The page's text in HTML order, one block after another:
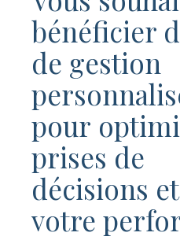
bénéficier
de gestion
pour
prises de
décisions et
votre